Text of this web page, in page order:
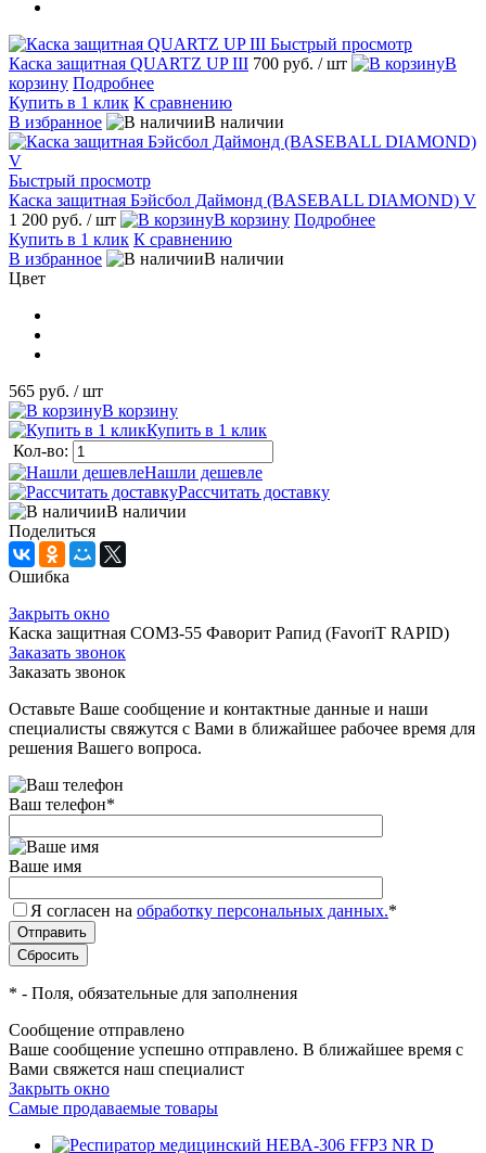
Быстрый просмотр
Каска защитная QUARTZ UP III 700 руб. / шт
В
корзину Подробнее
Купить в 1 клик К сравнению
В избранное
В наличии
Быстрый просмотр
Каска защитная Бэйсбол Даймонд (BASEBALL DIAMOND) V
1 200 руб. / шт В корзину Подробнее
Купить в 1 клик К сравнению
В избранное
В наличии
Цвет
565 руб. / шт
В корзину
Купить в 1 клик
Кол-во:
Нашли дешевле
Рассчитать доставку
В наличии
Поделиться
Ошибка
Закрыть окно
Каска защитная СОМЗ-55 Фаворит Рапид (FavoriT RAPID)
Заказать звонок
Заказать звонок
Оставьте Ваше сообщение и контактные данные и наши
специалисты свяжутся с Вами в ближайшее рабочее время для
решения Вашего вопроса.
Ваш телефон*
Ваше имя
Я согласен на обработку персональных данных.*
* - Поля, обязательные для заполнения
Сообщение отправлено
Ваше сообщение успешно отправлено. В ближайшее время с
Вами свяжется наш специалист
Закрыть окно
Самые продаваемые товары